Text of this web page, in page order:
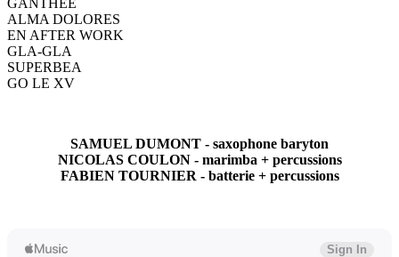
ALMA DOLORES
EN AFTER WORK
GLA-GLA
SUPERBEA
GO LE XV
SAMUEL DUMONT - saxophone baryton
NICOLAS COULON - marimba + percussions
FABIEN TOURNIER - batterie + percussions